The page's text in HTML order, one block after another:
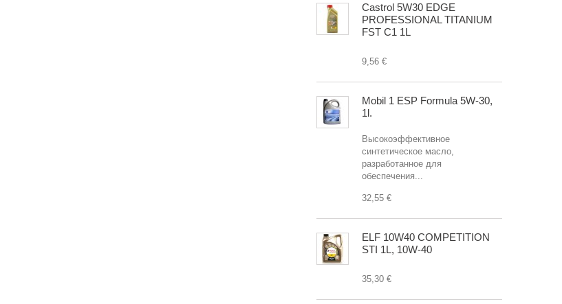
Castrol 5W30 EDGE
PROFESSIONAL TITANIUM
FST C1 1L
9,56 €
Mobil 1 ESP Formula 5W-30,
1l.
Высокоэффективное
синтетическое масло,
разработанное для
обеспечения...
32,55 €
ELF 10W40 COMPETITION
STI 1L, 10W-40
35,30 €